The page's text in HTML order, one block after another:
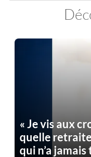
« Je vis aux
quelle
qui n’a